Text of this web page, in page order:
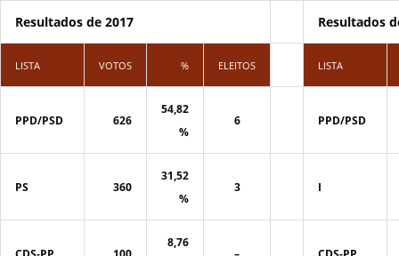
Resultados de 2017 Resultados
LISTA VOTOS % ELEITOS LISTA
PPD/PSD 626
54,82
%
6 PPD/PSD
PS 360
31,52
%
3 I
8,76